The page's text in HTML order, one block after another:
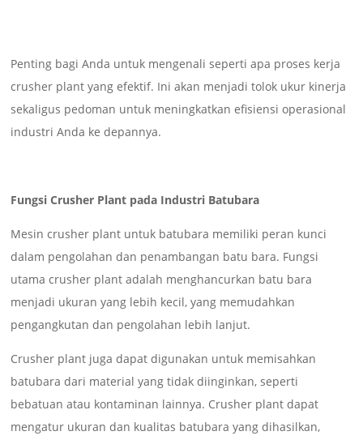
Penting bagi Anda untuk mengenali seperti apa proses kerja
crusher plant yang efektif. Ini akan menjadi tolok ukur kinerja
sekaligus pedoman untuk meningkatkan efisiensi operasional
industri Anda ke depannya.
Fungsi Crusher Plant pada Industri Batubara
Mesin crusher plant untuk batubara memiliki peran kunci
dalam pengolahan dan penambangan batu bara. Fungsi
utama crusher plant adalah menghancurkan batu bara
menjadi ukuran yang lebih kecil, yang memudahkan
pengangkutan dan pengolahan lebih lanjut.
Crusher plant juga dapat digunakan untuk memisahkan
batubara dari material yang tidak diinginkan, seperti
bebatuan atau kontaminan lainnya. Crusher plant dapat
mengatur ukuran dan kualitas batubara yang dihasilkan,